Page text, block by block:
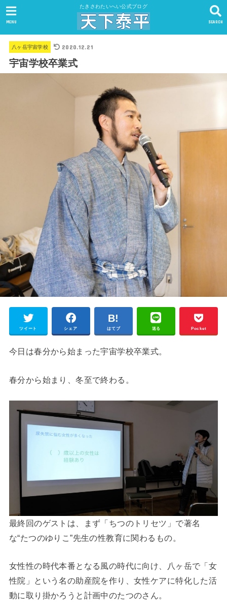
たきさわたいへい公式ブログ
SEARCH
MENU
八ヶ岳宇宙学校 2020.12.21
宇宙学校卒業式
ツイート シェア はてブ 送る Pocket
今日は春分から始まった宇宙学校卒業式。
春分から始まり、冬至で終わる。
最終回のゲストは、まず「ちつのトリセツ」で著名
な“たつのゆりこ”先生の性教育に関わるもの。
女性性の時代本番となる風の時代に向け、八ヶ岳で「女
性院」という名の助産院を作り、女性ケアに特化した活
動に取り掛かろうと計画中のたつのさん。